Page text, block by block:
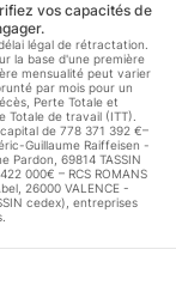
vos capacités de
légal de rétractation.
la base d'une première
mensualité peut varier
par mois pour un
Perte Totale et
Totale de travail (ITT).
de 778 371 392 €–
Guillaume Raiffeisen -
Pardon, 69814 TASSIN
000€ – RCS ROMANS
26000 VALENCE -
cedex), entreprises